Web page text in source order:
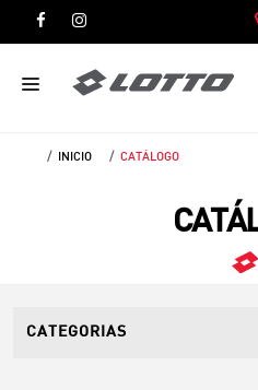
INICIO CATÁLOGO
CATEGORIAS